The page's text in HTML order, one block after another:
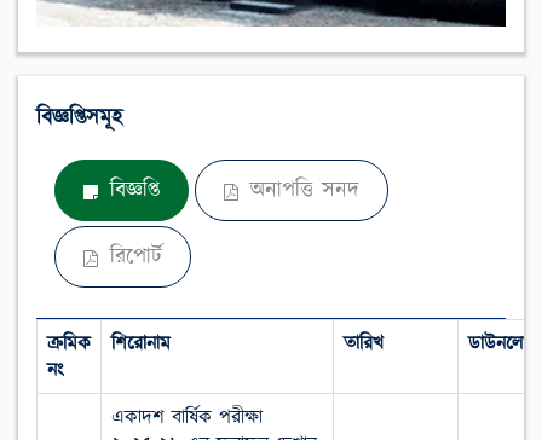
বিজ্ঞপ্তিসমূহ
বিজ্ঞপ্তি অনাপত্তি সনদ
রিপোর্ট
ক্রমিক
নং
শিরোনাম তারিখ ডাউনলোড
একাদশ বার্ষিক পরীক্ষা